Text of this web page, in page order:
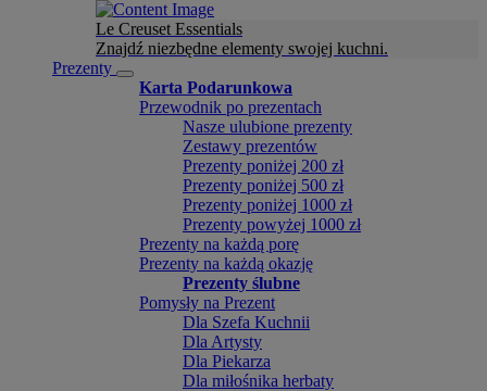
Le Creuset Essentials
Znajdź niezbędne elementy swojej kuchni.
Prezenty
Karta Podarunkowa
Przewodnik po prezentach
Nasze ulubione prezenty
Zestawy prezentów
Prezenty poniżej 200 zł
Prezenty poniżej 500 zł
Prezenty poniżej 1000 zł
Prezenty powyżej 1000 zł
Prezenty na każdą porę
Prezenty na każdą okazję
Prezenty ślubne
Pomysły na Prezent
Dla Szefa Kuchnii
Dla Artysty
Dla Piekarza
Dla miłośnika herbaty